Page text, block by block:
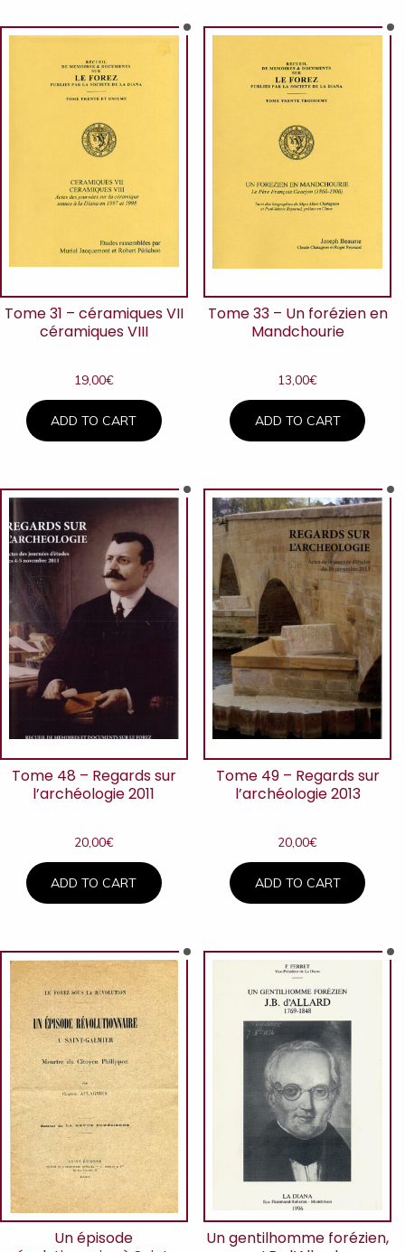
Tome 31 – céramiques VII
céramiques VIII
19,00€
ADD TO CART
Tome 33 – Un forézien en
Mandchourie
13,00€
ADD TO CART
Tome 48 – Regards sur
l’archéologie 2011
20,00€
ADD TO CART
Tome 49 – Regards sur
l’archéologie 2013
20,00€
ADD TO CART
Un épisode
Un gentilhomme forézien,